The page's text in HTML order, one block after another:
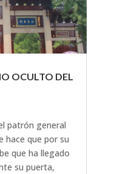
OCULTO DEL
patrón general
hace que por su
que ha llegado
su puerta,